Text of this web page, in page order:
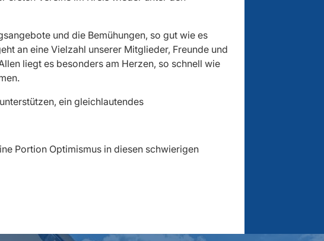
und die Bemühungen, so gut wie es
an eine Vielzahl unserer Mitglieder, Freunde und
liegt es besonders am Herzen, so schnell wie
ein gleichlautendes
Portion Optimismus in diesen schwierigen